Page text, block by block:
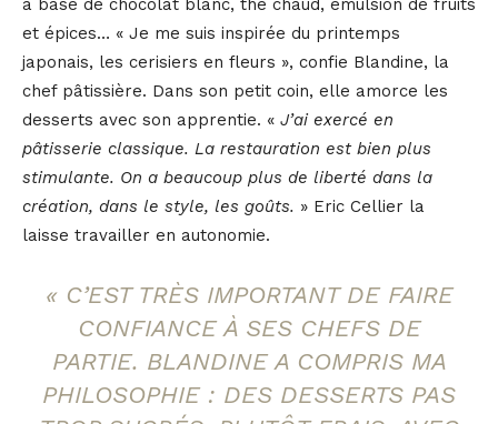
à base de chocolat blanc, thé chaud, émulsion de fruits
et épices… « Je me suis inspirée du printemps
japonais, les cerisiers en fleurs », confie Blandine, la
chef pâtissière. Dans son petit coin, elle amorce les
desserts avec son apprentie. « J’ai exercé en
pâtisserie classique. La restauration est bien plus
stimulante. On a beaucoup plus de liberté dans la
création, dans le style, les goûts. » Eric Cellier la
laisse travailler en autonomie.
« C’EST TRÈS IMPORTANT DE FAIRE
CONFIANCE À SES CHEFS DE
PARTIE. BLANDINE A COMPRIS MA
PHILOSOPHIE : DES DESSERTS PAS